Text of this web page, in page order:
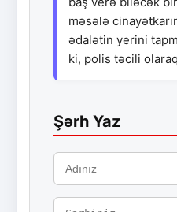
məsələ
ədalətin yerini
ki, polis təcili
Şərh Yaz